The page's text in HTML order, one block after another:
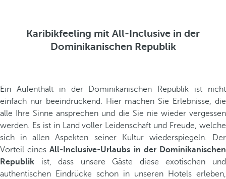
Karibikfeeling mit All-Inclusive in der
Dominikanischen Republik
Ein Aufenthalt in der Dominikanischen Republik ist nicht
einfach nur beeindruckend. Hier machen Sie Erlebnisse, die
alle Ihre Sinne ansprechen und die Sie nie wieder vergessen
werden. Es ist in Land voller Leidenschaft und Freude, welche
sich in allen Aspekten seiner Kultur wiederspiegeln. Der
Vorteil einesAll-Inclusive-Urlaubs in der Dominikanischen
Republik ist, dass unsere Gäste diese exotischen und
authentischen Eindrücke schon in unseren Hotels erleben,